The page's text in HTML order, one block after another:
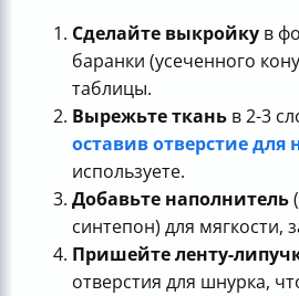
Сделайте выкройку в
баранки (усеченного
таблицы.
Вырежьте ткань в 2-3
оставив отверстие для
используете.
Добавьте наполнитель
синтепон) для мягкости,
Пришейте ленту-
отверстия для шнурка,